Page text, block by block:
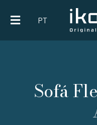
content
PT
Sofá